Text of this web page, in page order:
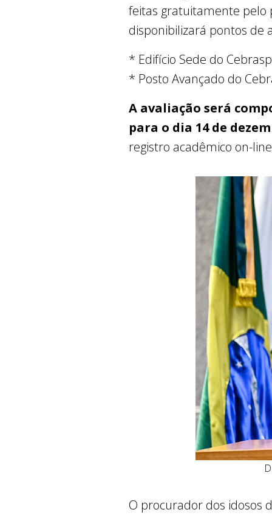
feitas gratuitamente pelo
disponibilizará pontos de
* Edifício Sede do
* Posto Avançado do
A avaliação será
para o dia 14 de
registro acadêmico on-
O procurador dos idosos